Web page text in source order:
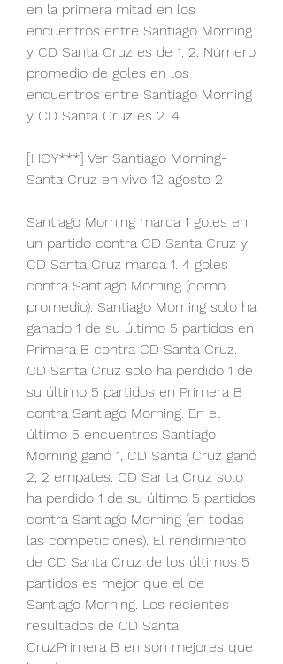
en la primera mitad en los
encuentros entre Santiago Morning
y CD Santa Cruz es de 1. 2. Número
promedio de goles en los
encuentros entre Santiago Morning
y CD Santa Cruz es 2. 4.
[HOY***] Ver Santiago Morning-
Santa Cruz en vivo 12 agosto 2
Santiago Morning marca 1 goles en
un partido contra CD Santa Cruz y
CD Santa Cruz marca 1. 4 goles
contra Santiago Morning (como
promedio). Santiago Morning solo ha
ganado 1 de su último 5 partidos en
Primera B contra CD Santa Cruz.
CD Santa Cruz solo ha perdido 1 de
su último 5 partidos en Primera B
contra Santiago Morning. En el
último 5 encuentros Santiago
Morning ganó 1, CD Santa Cruz ganó
2, 2 empates. CD Santa Cruz solo
ha perdido 1 de su último 5 partidos
contra Santiago Morning (en todas
las competiciones). El rendimiento
de CD Santa Cruz de los últimos 5
partidos es mejor que el de
Santiago Morning. Los recientes
resultados de CD Santa
CruzPrimera B en son mejores que